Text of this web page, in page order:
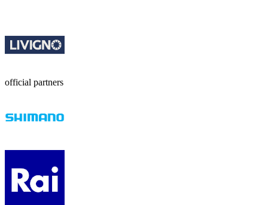
official partners